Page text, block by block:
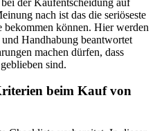
nach ist das die seriöseste
können. Hier werden
Handhabung beantwortet
machen dürfen, dass
sind.
beim Kauf von